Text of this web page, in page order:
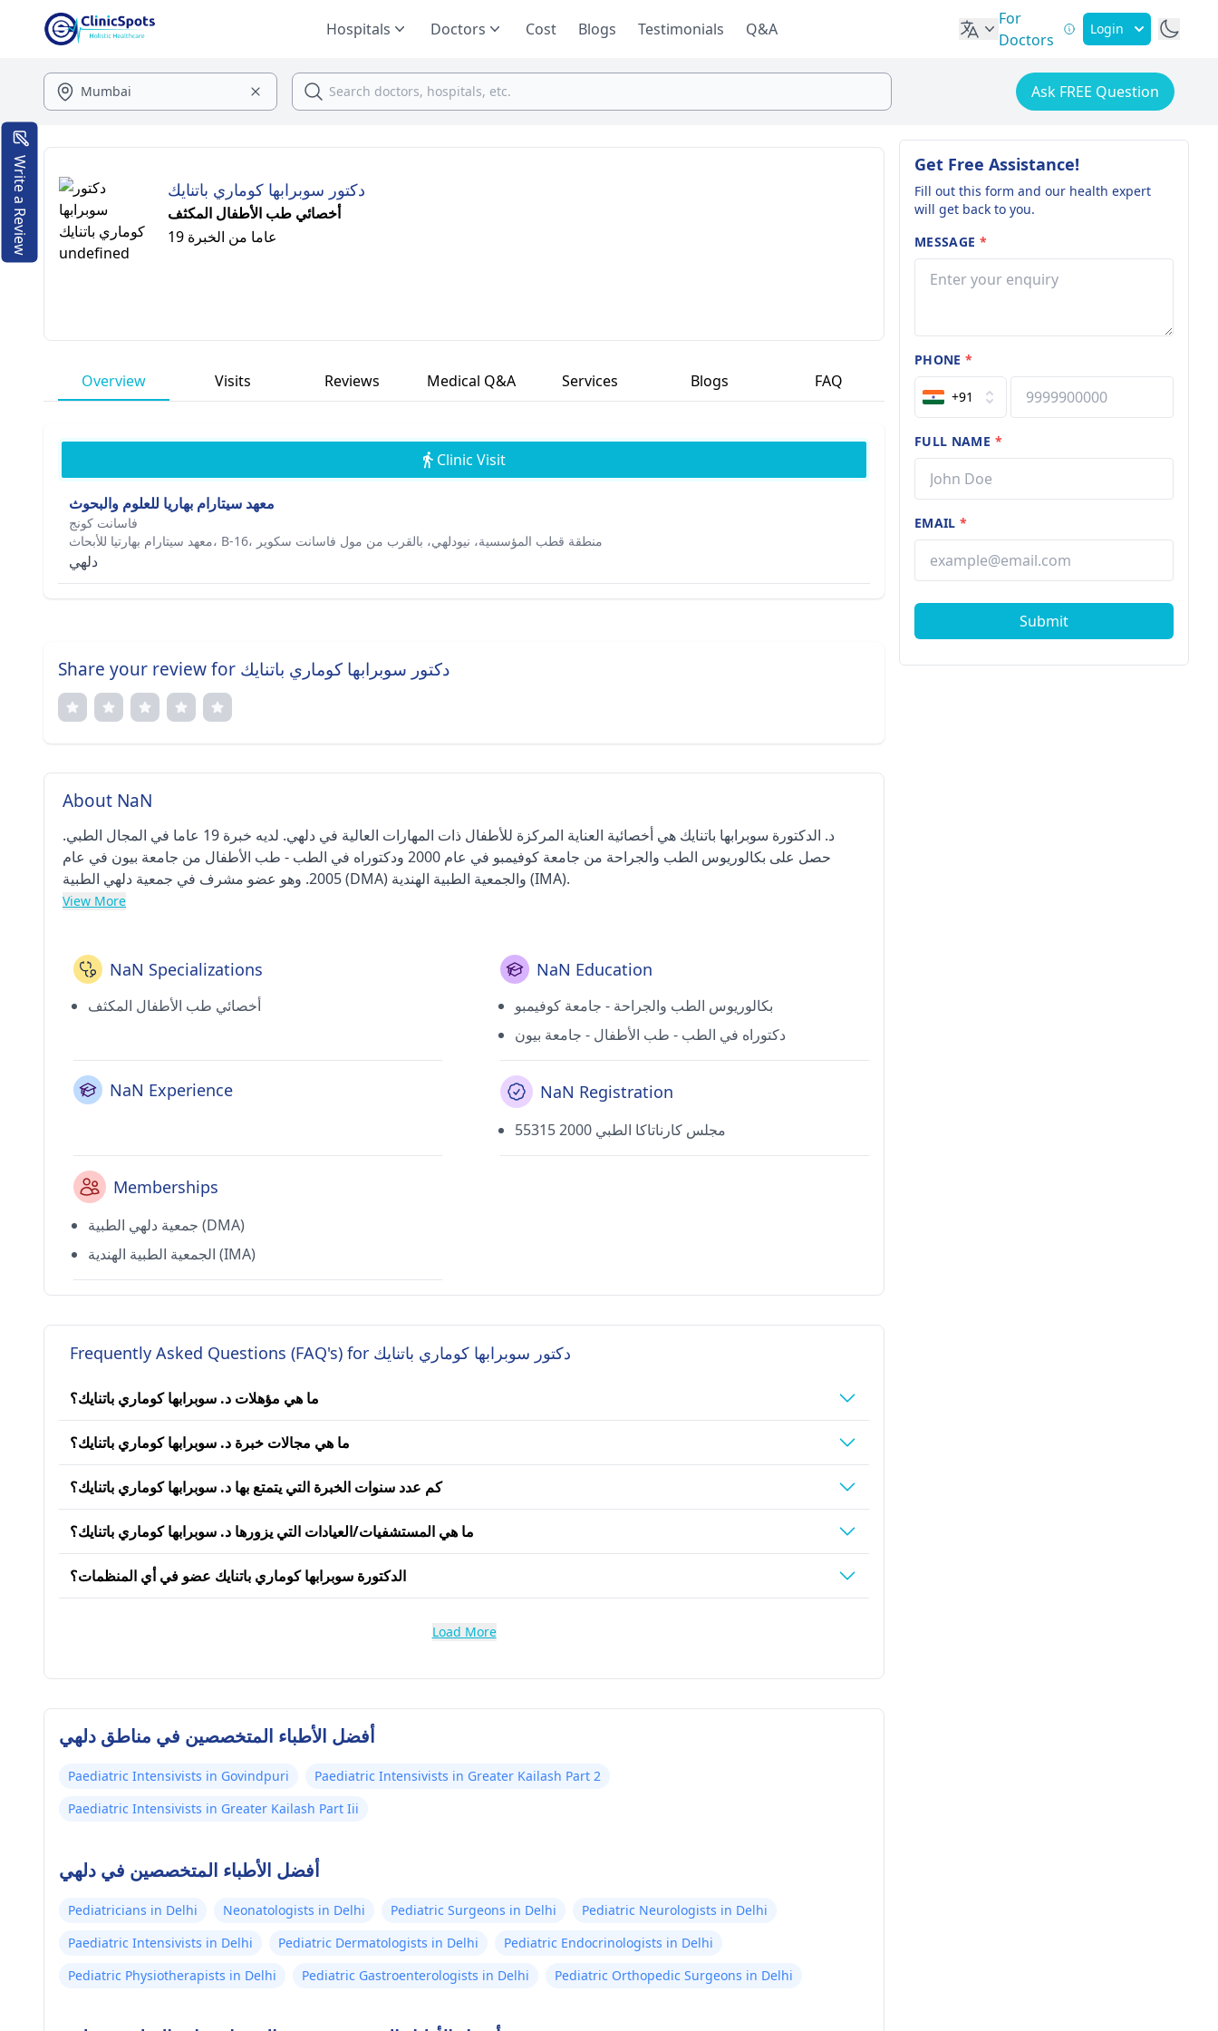
Hospitals Doctors Cost Blogs Testimonials Q&A
For
Doctors
Login
Ask FREE Question
دكتور سوبرابها كوماري باتنايك
أخصائي طب الأطفال المكثف
19 عاما من الخبرة
Overview Visits Reviews Medical Q&A Services Blogs FAQ
Clinic Visit
معهد سيتارام بهاريا للعلوم والبحوث
فاسانت كونج
معهد سيتارام بهارتيا للأبحاث، B-16، منطقة قطب المؤسسية، نيودلهي، بالقرب من مول فاسانت سكوير
دلهي
Share your review for دكتور سوبرابها كوماري باتنايك
About NaN
د. الدكتورة سوبرابها باتنايك هي أخصائية العناية المركزة للأطفال ذات المهارات العالية في دلهي. لديه خبرة 19 عاما في المجال الطبي.
حصل على بكالوريوس الطب والجراحة من جامعة كوفيمبو في عام 2000 ودكتوراه في الطب - طب الأطفال من جامعة بيون في عام
2005. وهو عضو مشرف في جمعية دلهي الطبية (DMA) والجمعية الطبية الهندية (IMA).
View More
NaN Specializations
أخصائي طب الأطفال المكثف
NaN Education
بكالوريوس الطب والجراحة - جامعة كوفيمبو
دكتوراه في الطب - طب الأطفال - جامعة بيون
NaN Experience NaN Registration
55315 مجلس كارناتاكا الطبي 2000
Memberships
جمعية دلهي الطبية (DMA)
الجمعية الطبية الهندية (IMA)
Frequently Asked Questions (FAQ's) for دكتور سوبرابها كوماري باتنايك
ما هي مؤهلات د. سوبرابها كوماري باتنايك؟
ما هي مجالات خبرة د. سوبرابها كوماري باتنايك؟
كم عدد سنوات الخبرة التي يتمتع بها د. سوبرابها كوماري باتنايك؟
ما هي المستشفيات/العيادات التي يزورها د. سوبرابها كوماري باتنايك؟
الدكتورة سوبرابها كوماري باتنايك عضو في أي المنظمات؟
Load More
أفضل الأطباء المتخصصين في مناطق دلهي
Paediatric Intensivists in Govindpuri
Paediatric Intensivists in Greater Kailash Part 2
Paediatric Intensivists in Greater Kailash Part Iii
أفضل الأطباء المتخصصين في دلهي
Pediatricians in Delhi Neonatologists in Delhi Pediatric Surgeons in Delhi
Pediatric Neurologists in Delhi
Paediatric Intensivists in Delhi
Pediatric Dermatologists in Delhi
Pediatric Endocrinologists in Delhi
Pediatric Physiotherapists in Delhi
Pediatric Gastroenterologists in Delhi Pediatric Orthopedic Surgeons in Delhi
Get Free Assistance!
Fill out this form and our health expert
will get back to you.
MESSAGE *
PHONE*
+91
FULL NAME *
EMAIL*
Submit
Write a Review